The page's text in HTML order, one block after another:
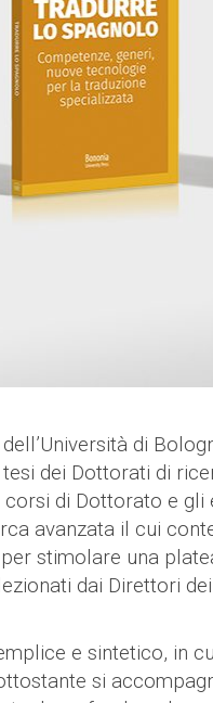
di
dei Dottorati di
corsi di Dottorato e
avanzata il cui
stimolare una
dai Direttori
e sintetico, in
si